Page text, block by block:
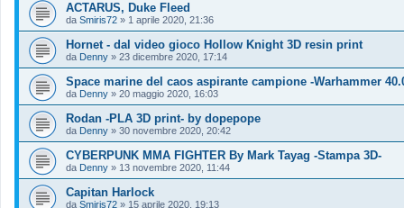
ACTARUS, Duke Fleed
da Smiris72 » 1 aprile 2020, 21:36
Hornet - dal video gioco Hollow Knight 3D resin print
da Denny » 23 dicembre 2020, 17:14
Space marine del caos aspirante campione -Warhammer
da Denny » 20 maggio 2020, 16:03
Rodan -PLA 3D print- by dopepope
da Denny » 30 novembre 2020, 20:42
CYBERPUNK MMA FIGHTER By Mark Tayag -Stampa 3D-
da Denny » 13 novembre 2020, 11:44
Capitan Harlock
da Smiris72 » 15 aprile 2020, 19:13